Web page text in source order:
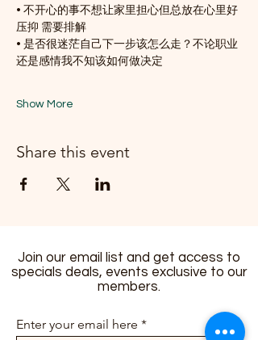
• 不开心的事不想让家里担心但总放在心里好
压抑 需要排解
• 是否很迷茫自己下一步该怎么走？不论职业
还是感情我不知该如何做决定
Show More
Share this event
Join our email list and get access to
specials deals, events exclusive to our
members.
Enter your email here